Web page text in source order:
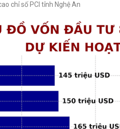
khảo sát
Tài liệu
Nghị
với Đoàn ĐBQH tỉnh
với HĐND tỉnh
trả lời KNCT
sách mới
GÓP Ý
PHÁP
Góp ý
chỉ số PCI tỉnh Nghệ An